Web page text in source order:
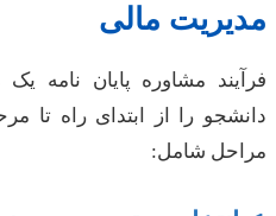
مالی
مشاوره پایان نامه یک
را از ابتدای راه تا
شامل: